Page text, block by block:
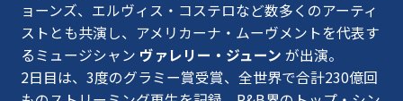
ョーンズ、エルヴィス・コステロなど数多くのアーティ
ストとも共演し、アメリカーナ・ムーヴメントを代表す
るミュージシャン ヴァレリー・ジューン が出演。
2日目は、3度のグラミー賞受賞、全世界で合計230億回